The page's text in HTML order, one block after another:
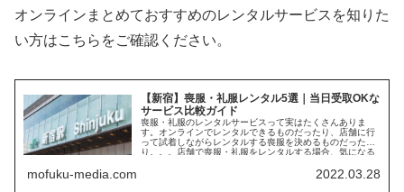
オンラインまとめておすすめのレンタルサービスを知りた
い方はこちらをご確認ください。
【新宿】喪服・礼服レンタル5選｜当日受取OKな
サービス比較ガイド
喪服・礼服のレンタルサービスって実はたくさんありま
す。オンラインでレンタルできるものだったり、店舗に行
って試着しながらレンタルする喪服を決めるものだった
り。。。店舗で喪服・礼服をレンタルする場合、気になる
mofuku-media.com 2022.03.28